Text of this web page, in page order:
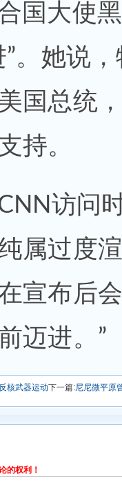
国大使
”。她说
国总统
持。
访问
属过度
宣布后
迈进。”
核武器运动下一篇:尼尼微平原
的权利！